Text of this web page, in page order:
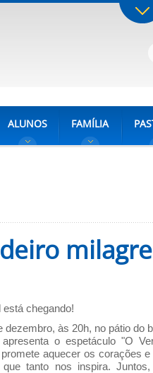
ALUNOS FAMÍLIA
está chegando!
dezembro, às 20h, no pátio do
o espetáculo "O
aquecer os corações
que tanto nos inspira.